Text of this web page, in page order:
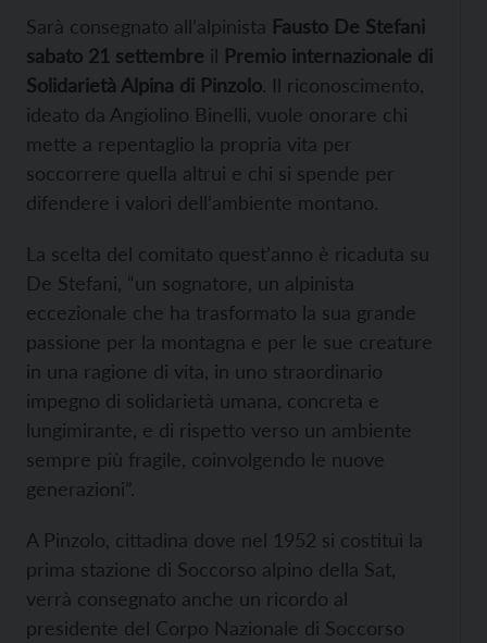
Sarà consegnato all’alpinista Fausto De Stefani
sabato 21 settembre il Premio internazionale di
Solidarietà Alpina di Pinzolo. Il riconoscimento,
ideato da Angiolino Binelli, vuole onorare chi
mette a repentaglio la propria vita per
soccorrere quella altrui e chi si spende per
difendere i valori dell’ambiente montano.
La scelta del comitato quest’anno è ricaduta su
De Stefani, “un sognatore, un alpinista
eccezionale che ha trasformato la sua grande
passione per la montagna e per le sue creature
in una ragione di vita, in uno straordinario
impegno di solidarietà umana, concreta e
lungimirante, e di rispetto verso un ambiente
sempre più fragile, coinvolgendo le nuove
generazioni”.
A Pinzolo, cittadina dove nel 1952 si costituì la
prima stazione di Soccorso alpino della Sat,
verrà consegnato anche un ricordo al
presidente del Corpo Nazionale di Soccorso